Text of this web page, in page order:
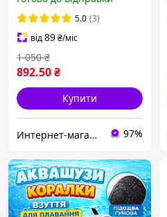
сланці унісекс
5.0 (3)
від89₴/міс
892.50₴
1 050 ₴
Купити
Интернет-магазин "Happy-land" 97%